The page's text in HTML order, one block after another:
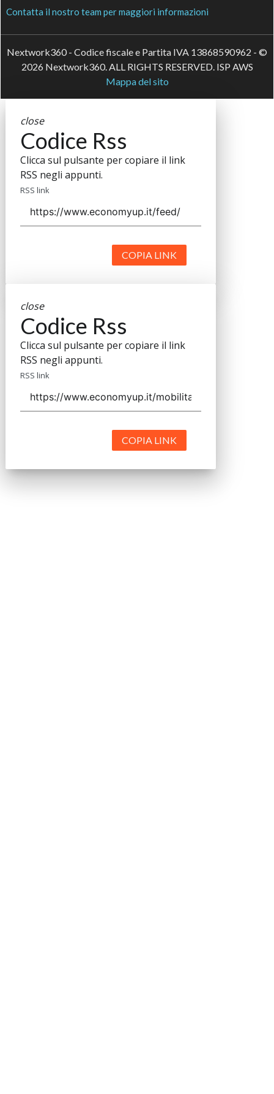
Contatta il nostro team per maggiori informazioni
Nextwork360 - Codice fiscale e Partita IVA 13868590962 - ©
2026 Nextwork360. ALL RIGHTS RESERVED. ISP AWS
Mappa del sito
close
Codice Rss
Clicca sul pulsante per copiare il link
RSS negli appunti.
RSS link
COPIA LINK
close
Codice Rss
Clicca sul pulsante per copiare il link
RSS negli appunti.
RSS link
COPIA LINK